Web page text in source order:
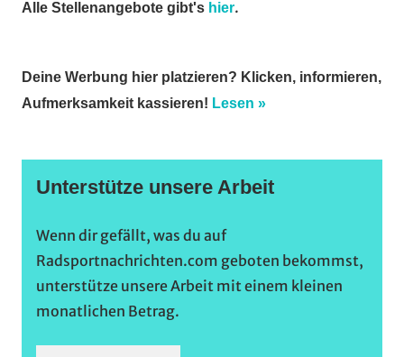
Alle Stellenangebote gibt's hier.
Deine Werbung hier platzieren? Klicken, informieren,
Aufmerksamkeit kassieren! Lesen »
Unterstütze unsere Arbeit
Wenn dir gefällt, was du auf
Radsportnachrichten.com geboten bekommst,
unterstütze unsere Arbeit mit einem kleinen
monatlichen Betrag.